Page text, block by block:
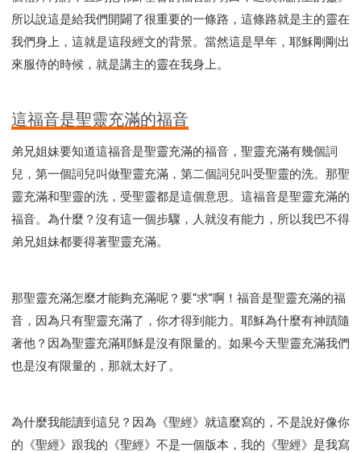
所以說這是給我們開闢了很重要的一條路，這條路就是主的靈在
我們身上，這就是這段經文的背景。當然這是早年，耶穌剛剛出
來服侍的時候，就是講主的靈在我身上。
這福音是聖靈充滿的福音
弟兄姐妹要知道這福音是聖靈充滿的福音，聖靈充滿有幾個詞
兒，第一個詞兒叫做聖靈充滿，第二個詞兒叫受聖靈的洗。那聖
靈充滿和聖靈的洗，受聖靈都是這個意思。這福音是聖靈充滿的
福音。為什麼？沒有這一個步驟，人就沒有能力，所以我巴不得
弟兄姐妹都要得著聖靈充滿。
那聖靈充滿怎麼才能夠充滿呢？要“求”啊！福音是聖靈充滿的福
音，因為只有聖靈充滿了，你才得到能力。耶穌為什麼有神蹟隨
著他？因為聖靈充滿耶穌是沒有限量的。如果今天聖靈充滿我們
也是沒有限量的，那就太好了。
為什麼我能讀到這兒？因為《聖經》就這麼寫的，不是說好像你
的《聖經》跟我的《聖經》不是一個版本，我的《聖經》是我寫